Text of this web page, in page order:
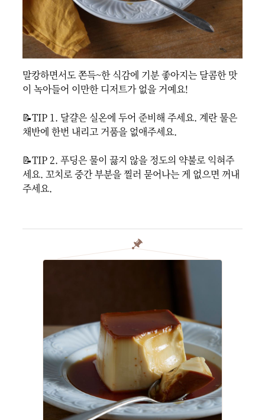
말캉하면서도 쫀득~한 식감에 기분 좋아지는 달콤한 맛
이 녹아들어 이만한 디저트가 없을 거예요!
📝TIP 1. 달걀은 실온에 두어 준비해 주세요. 계란 물은
채반에 한번 내리고 거품을 없애주세요.
📝TIP 2. 푸딩은 물이 끓지 않을 정도의 약불로 익혀주
세요. 꼬치로 중간 부분을 찔러 묻어나는 게 없으면 꺼내
주세요.